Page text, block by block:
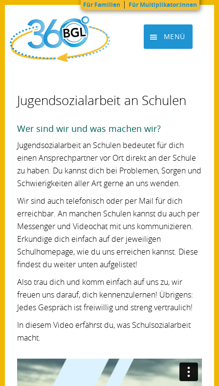
Für Familien | Für Multiplikator:innen
Zum
Inhalt
springen
BGL360grad
MENÜ
Jugendsozialarbeit an Schulen
Wer sind wir und was machen wir?
Jugendsozialarbeit an Schulen bedeutet für dich
einen Ansprech­partner vor Ort direkt an der Schule
zu haben. Du kannst dich bei Problemen, Sorgen und
Schwierigkeiten aller Art gerne an uns wenden.
Wir sind auch telefonisch oder per Mail für dich
erreichbar. An manchen Schulen kannst du auch per
Messenger und Videochat mit uns kommunizieren.
Erkundige dich einfach auf der jeweiligen
Schulhomepage, wie du uns erreichen kannst. Diese
findest du weiter unten aufgelistet!
Also trau dich und komm einfach auf uns zu, wir
freuen uns darauf, dich kennenzulernen! Übrigens:
Jedes Gespräch ist freiwillig und streng vertraulich!
In diesem Video erfährst du, was Schulsozialarbeit
macht.